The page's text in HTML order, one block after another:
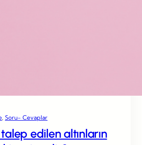
Soru- Cevaplar
edilen altınların